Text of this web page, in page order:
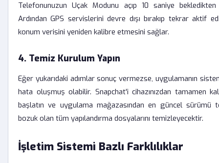
Telefonunuzun Uçak Modunu açıp 10 saniye
Ardından GPS servislerini devre dışı bırakıp tekrar aktif
konum verisini yeniden kalibre etmesini sağlar.
4. Temiz Kurulum Yapın
Eğer yukarıdaki adımlar sonuç vermezse, uygulamanın
hata oluşmuş olabilir. Snapchat'i cihazınızdan tamamen
başlatın ve uygulama mağazasından en güncel sürümü
bozuk olan tüm yapılandırma dosyalarını temizleyecektir.
İşletim Sistemi Bazlı Farklılıklar